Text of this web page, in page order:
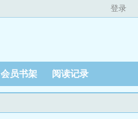
登录
会员书架 阅读记录